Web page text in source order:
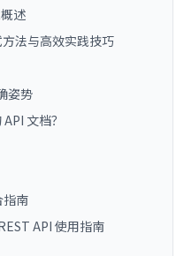
述
法与高效实践技巧
姿势
文档？
南
API 使用指南